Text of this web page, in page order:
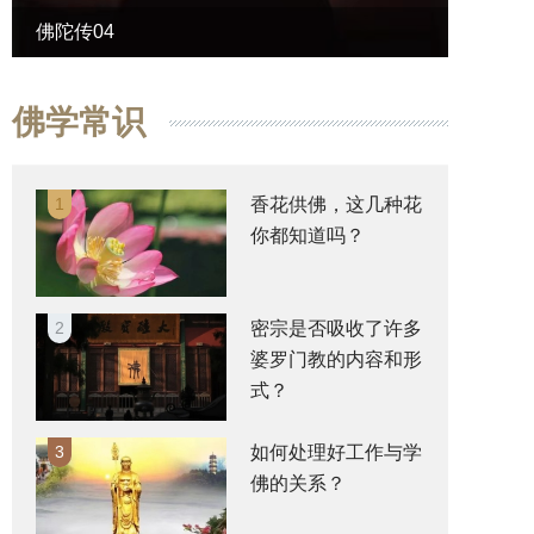
佛陀传04
佛学常识
1
香花供佛，这几种花
你都知道吗？
2
密宗是否吸收了许多
婆罗门教的内容和形
式？
3
如何处理好工作与学
佛的关系？